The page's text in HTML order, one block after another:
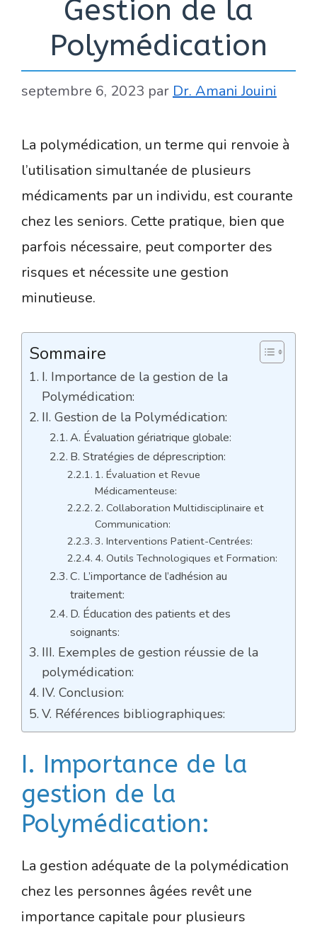
Gestion de la
Polymédication
septembre 6, 2023 par Dr. Amani Jouini
La polymédication, un terme qui renvoie à
l’utilisation simultanée de plusieurs
médicaments par un individu, est courante
chez les seniors. Cette pratique, bien que
parfois nécessaire, peut comporter des
risques et nécessite une gestion
minutieuse.
Sommaire
I. Importance de la gestion de la
Polymédication:
II. Gestion de la Polymédication:
A. Évaluation gériatrique globale:
B. Stratégies de déprescription:
1. Évaluation et Revue
Médicamenteuse:
2. Collaboration Multidisciplinaire et
Communication:
3. Interventions Patient-Centrées:
4. Outils Technologiques et Formation:
C. L’importance de l’adhésion au
traitement:
D. Éducation des patients et des
soignants:
III. Exemples de gestion réussie de la
polymédication:
IV. Conclusion:
V. Références bibliographiques:
I. Importance de la
gestion de la
Polymédication:
La gestion adéquate de la polymédication
chez les personnes âgées revêt une
importance capitale pour plusieurs